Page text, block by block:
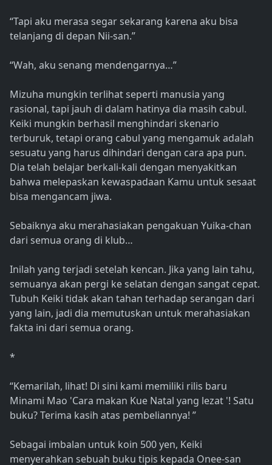
“Tapi aku merasa segar sekarang karena aku bisa
telanjang di depan Nii-san.”
“Wah, aku senang mendengarnya…”
Mizuha mungkin terlihat seperti manusia yang
rasional, tapi jauh di dalam hatinya dia masih cabul.
Keiki mungkin berhasil menghindari skenario
terburuk, tetapi orang cabul yang mengamuk adalah
sesuatu yang harus dihindari dengan cara apa pun.
Dia telah belajar berkali-kali dengan menyakitkan
bahwa melepaskan kewaspadaan Kamu untuk sesaat
bisa mengancam jiwa.
Sebaiknya aku merahasiakan pengakuan Yuika-chan
dari semua orang di klub…
Inilah yang terjadi setelah kencan. Jika yang lain tahu,
semuanya akan pergi ke selatan dengan sangat cepat.
Tubuh Keiki tidak akan tahan terhadap serangan dari
yang lain, jadi dia memutuskan untuk merahasiakan
fakta ini dari semua orang.
*
“Kemarilah, lihat! Di sini kami memiliki rilis baru
Minami Mao 'Cara makan Kue Natal yang lezat '! Satu
buku? Terima kasih atas pembeliannya! ”
Sebagai imbalan untuk koin 500 yen, Keiki
menyerahkan sebuah buku tipis kepada Onee-san